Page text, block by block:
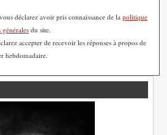
déclarez avoir pris connaissance de la politique
du site.
accepter de recevoir les réponses à propos de
hebdomadaire.